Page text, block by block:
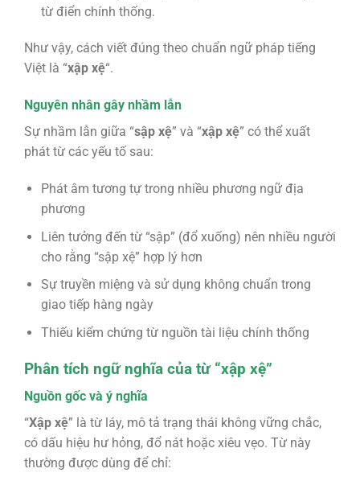
từ điển chính thống.
Như vậy, cách viết đúng theo chuẩn ngữ pháp tiếng
Việt là “xập xệ“.
Nguyên nhân gây nhầm lẫn
Sự nhầm lẫn giữa “sập xệ” và “xập xệ” có thể xuất
phát từ các yếu tố sau:
Phát âm tương tự trong nhiều phương ngữ địa
phương
Liên tưởng đến từ “sập” (đổ xuống) nên nhiều người
cho rằng “sập xệ” hợp lý hơn
Sự truyền miệng và sử dụng không chuẩn trong
giao tiếp hàng ngày
Thiếu kiểm chứng từ nguồn tài liệu chính thống
Phân tích ngữ nghĩa của từ “xập xệ”
Nguồn gốc và ý nghĩa
“Xập xệ” là từ láy, mô tả trạng thái không vững chắc,
có dấu hiệu hư hỏng, đổ nát hoặc xiêu vẹo. Từ này
thường được dùng để chỉ: